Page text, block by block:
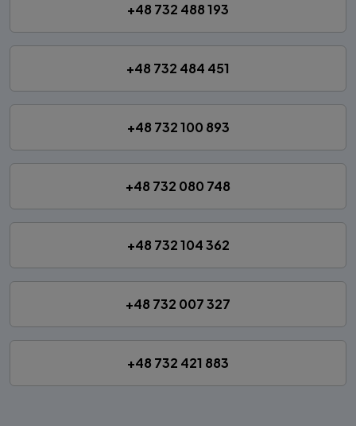
+48 732 488 193
+48 732 484 451
+48 732 100 893
+48 732 080 748
+48 732 104 362
+48 732 007 327
+48 732 421 883